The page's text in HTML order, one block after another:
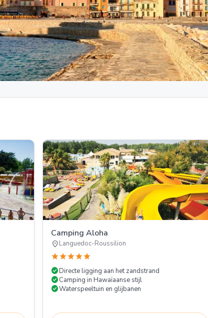
Camping Aloha
location_onLanguedoc-Roussilion
starstarstarstarstar
check_circleDirecte ligging aan het zandstrand
check_circleCamping in Hawaïaanse stijl
check_circleWaterspeeltuin en glijbanen